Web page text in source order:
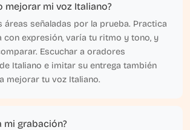
mejorar mi voz Italiano?
áreas señaladas por la prueba. Practica
con expresión, varía tu ritmo y tono, y
Escuchar a oradores
Italiano e imitar su entrega también
mejorar tu voz Italiano.
mi grabación?